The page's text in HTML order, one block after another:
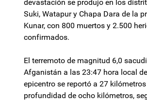
devastación se produjo en los
Suki, Watapur y Chapa Dara de la
Kunar, con 800 muertos y 2.500
confirmados.
El terremoto de magnitud 6,0
Afganistán a las 23:47 hora local
epicentro se reportó a 27
profundidad de ocho kilómetros,